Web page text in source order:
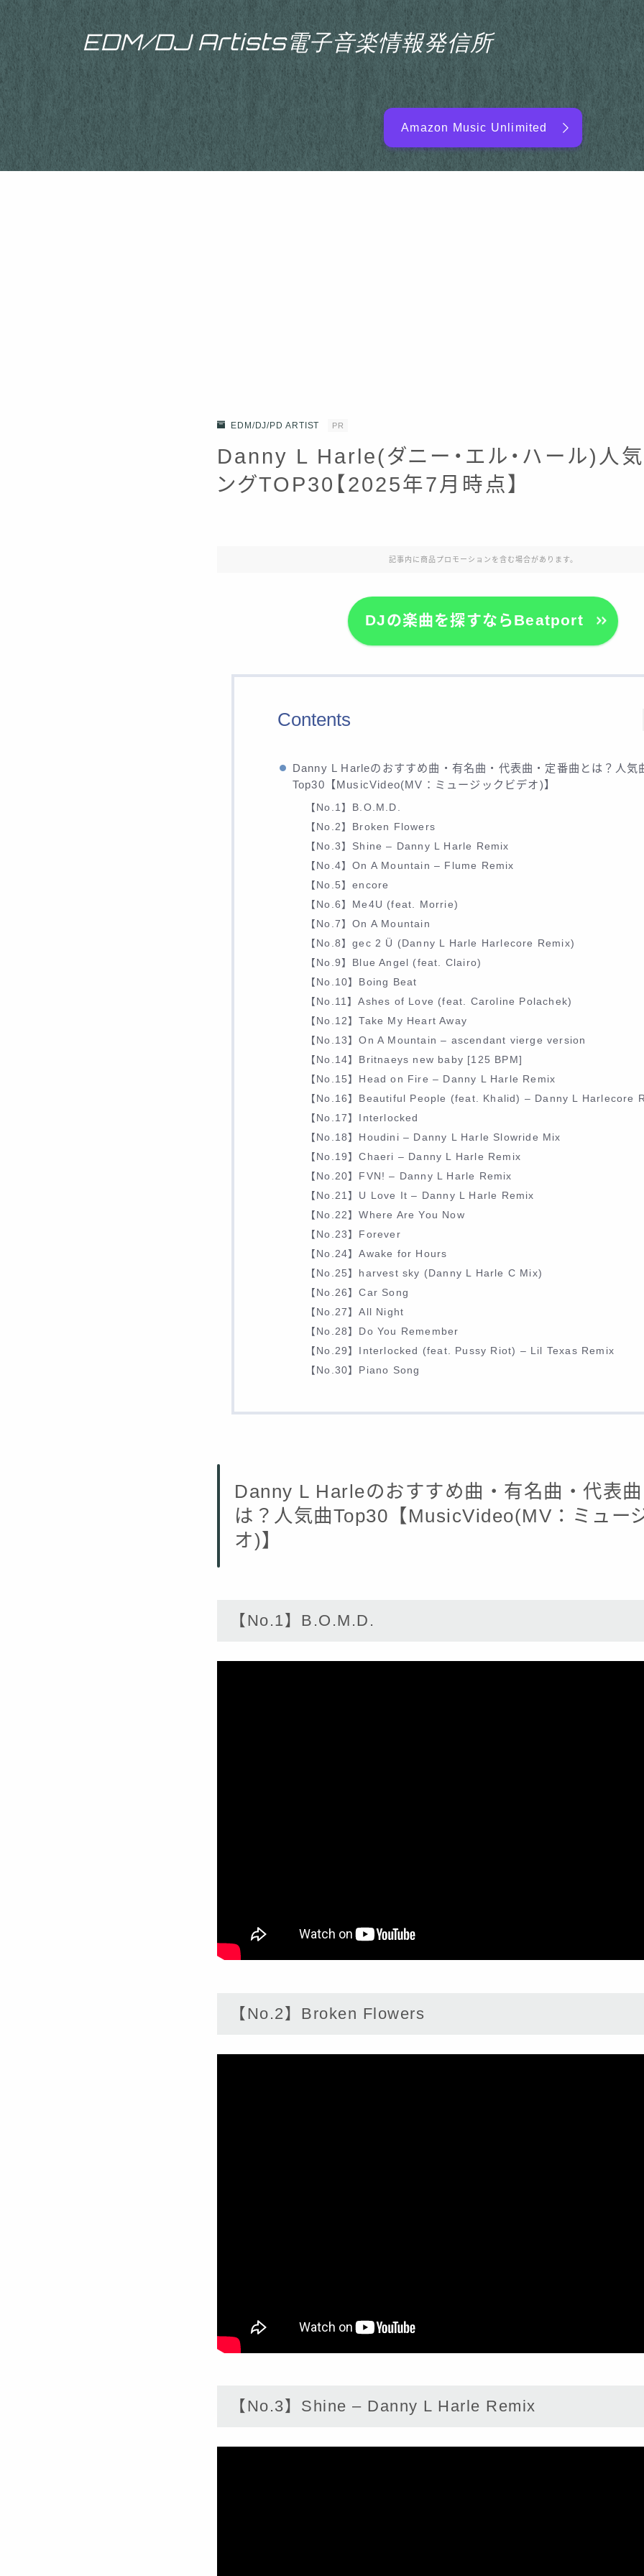
EDM/DJ Artists電子音楽情報発信所
EDM/DJ/PD ARTIST
Amazon Music Unlimited
EDM/DJ/PD ARTIST PR
Danny L Harle(ダニー・エル・ハール)人
ングTOP30【2025年7月時点】
記事内に商品プロモーションを含む場合があります。
DJの楽曲を探すならBeatport
Contents
Danny L Harleのおすすめ曲・有名曲・代表曲・定番曲とは？人気
Top30【MusicVideo(MV：ミュージックビデオ)】
【No.1】B.O.M.D.
【No.2】Broken Flowers
【No.3】Shine – Danny L Harle Remix
【No.4】On A Mountain – Flume Remix
【No.5】encore
【No.6】Me4U (feat. Morrie)
【No.7】On A Mountain
【No.8】gec 2 Ü (Danny L Harle Harlecore Remix)
【No.9】Blue Angel (feat. Clairo)
【No.10】Boing Beat
【No.11】Ashes of Love (feat. Caroline Polachek)
【No.12】Take My Heart Away
【No.13】On A Mountain – ascendant vierge version
【No.14】Britnaeys new baby [125 BPM]
【No.15】Head on Fire – Danny L Harle Remix
【No.16】Beautiful People (feat. Khalid) – Danny L Harlecore
【No.17】Interlocked
【No.18】Houdini – Danny L Harle Slowride Mix
【No.19】Chaeri – Danny L Harle Remix
【No.20】FVN! – Danny L Harle Remix
【No.21】U Love It – Danny L Harle Remix
【No.22】Where Are You Now
【No.23】Forever
【No.24】Awake for Hours
【No.25】harvest sky (Danny L Harle C Mix)
【No.26】Car Song
【No.27】All Night
【No.28】Do You Remember
【No.29】Interlocked (feat. Pussy Riot) – Lil Texas Remix
【No.30】Piano Song
Danny L Harleのおすすめ曲・有名曲・代表
は？人気曲Top30【MusicVideo(MV：ミュー
オ)】
【No.1】B.O.M.D.
【No.2】Broken Flowers
【No.3】Shine – Danny L Harle Remix